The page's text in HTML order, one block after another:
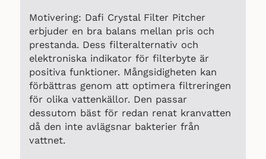
Motivering: Dafi Crystal Filter Pitcher
erbjuder en bra balans mellan pris och
prestanda. Dess filteralternativ och
elektroniska indikator för filterbyte är
positiva funktioner. Mångsidigheten kan
förbättras genom att optimera filtreringen
för olika vattenkällor. Den passar
dessutom bäst för redan renat kranvatten
då den inte avlägsnar bakterier från
vattnet.